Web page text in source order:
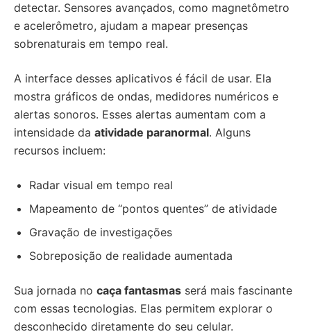
detectar. Sensores avançados, como magnetômetro
e acelerômetro, ajudam a mapear presenças
sobrenaturais em tempo real.
A interface desses aplicativos é fácil de usar. Ela
mostra gráficos de ondas, medidores numéricos e
alertas sonoros. Esses alertas aumentam com a
intensidade da atividade paranormal. Alguns
recursos incluem:
Radar visual em tempo real
Mapeamento de “pontos quentes” de atividade
Gravação de investigações
Sobreposição de realidade aumentada
Sua jornada no caça fantasmas será mais fascinante
com essas tecnologias. Elas permitem explorar o
desconhecido diretamente do seu celular.